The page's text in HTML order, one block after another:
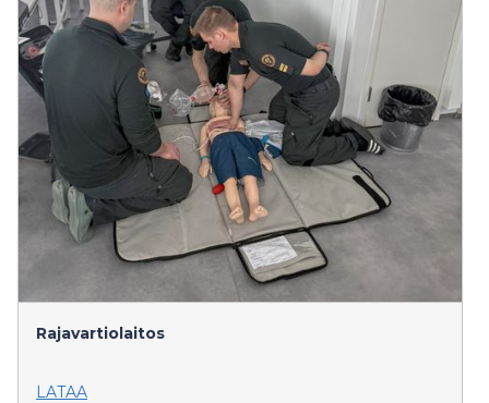
Rajavartiolaitos
LATAA